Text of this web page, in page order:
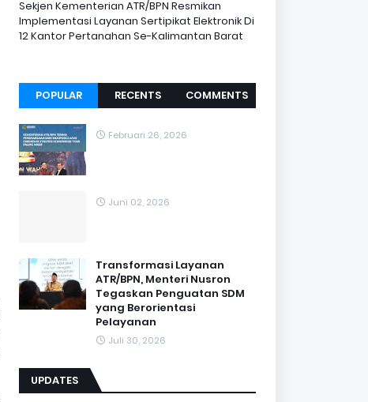
Sekjen Kementerian ATR/BPN Resmikan
Implementasi Layanan Sertipikat Elektronik Di
12 Kantor Pertanahan Se-Kalimantan Barat
POPULAR RECENTS COMMENTS
Februari 26, 2026
Juni 02, 2026
Transformasi Layanan
ATR/BPN, Menteri Nusron
Tegaskan Penguatan SDM
yang Berorientasi
Pelayanan
Juli 30, 2026
UPDATES